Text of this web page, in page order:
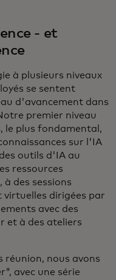
- et
à plusieurs niveaux
se sentent
d'avancement dans
premier niveau
le plus fondamental,
sur l'IA
outils d'IA au
ressources
des sessions
dirigées par
avec des
et à des ateliers
réunion, nous avons
avec une série